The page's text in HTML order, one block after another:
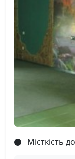
Місткість до